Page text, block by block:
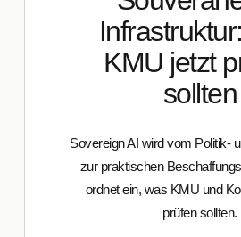
KMU jetzt
sollten
Sovereign AI wird vom Politik-
zur praktischen
ordnet ein, was KMU und
prüfen sollten.